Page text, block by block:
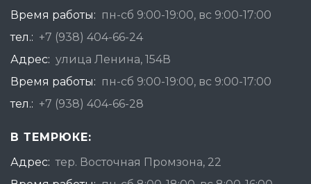
Время работы: пн-сб 9:00-19:00, вс 9:00-17:00
тел.: +7 (938) 404-66-24
Адрес: улица Ленина, 154В
Время работы: пн-сб 9:00-19:00, вс 9:00-17:00
тел.: +7 (938) 404-66-28
В ТЕМРЮКЕ:
Адрес: тер. Восточная Промзона, 22